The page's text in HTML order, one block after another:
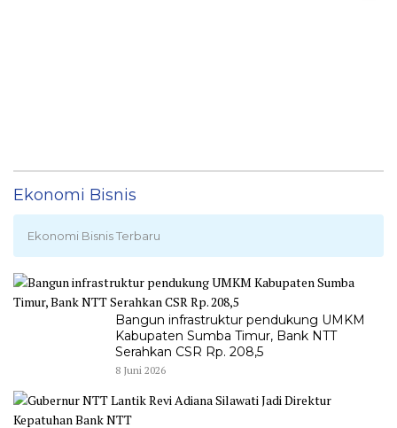
Ekonomi Bisnis
Ekonomi Bisnis Terbaru
Bangun infrastruktur pendukung UMKM
Kabupaten Sumba Timur, Bank NTT
Serahkan CSR Rp. 208,5
8 Juni 2026